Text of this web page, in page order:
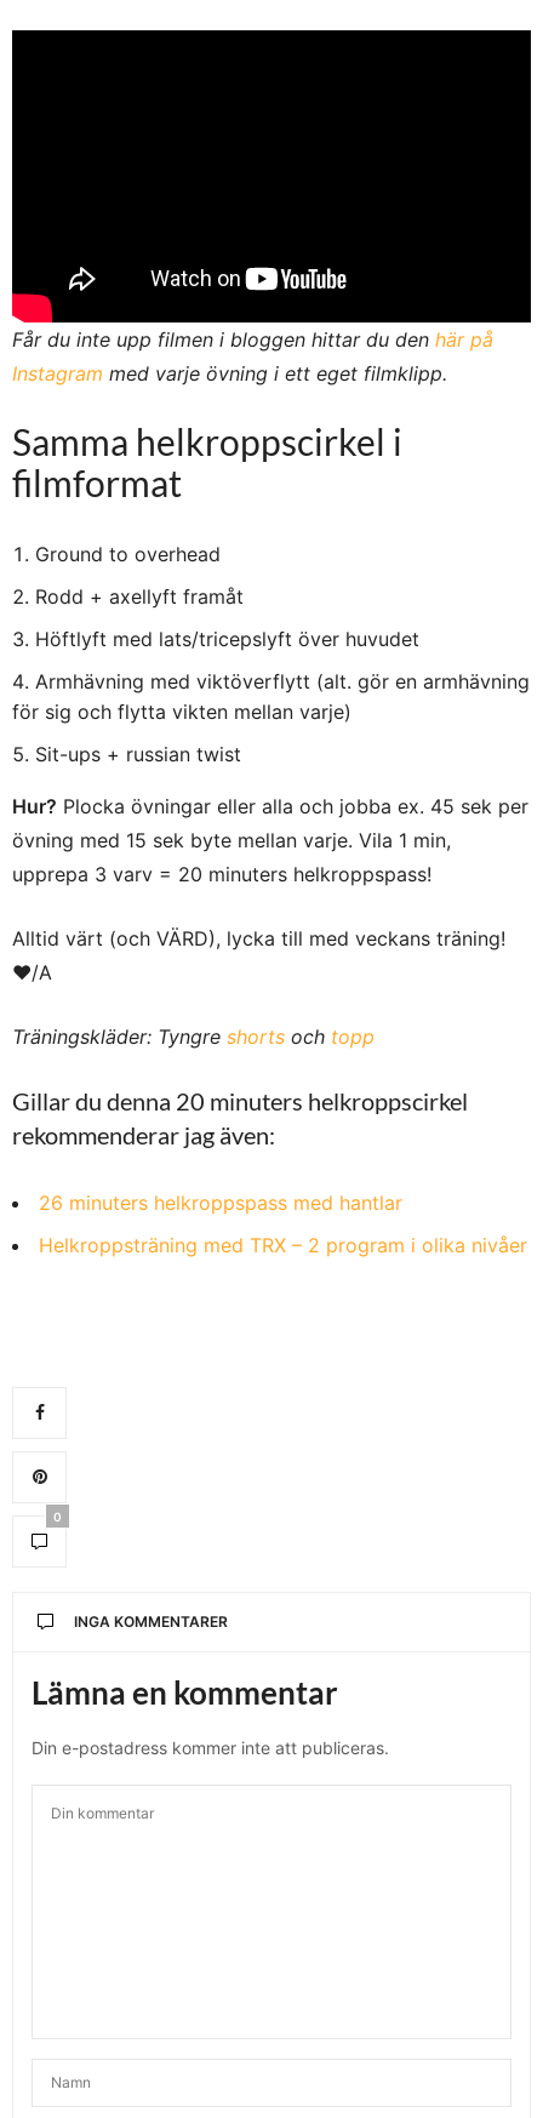
Får du inte upp filmen i bloggen hittar du den här på
Instagram med varje övning i ett eget filmklipp.
Samma helkroppscirkel i
filmformat
Ground to overhead
Rodd + axellyft framåt
Höftlyft med lats/tricepslyft över huvudet
Armhävning med viktöverflytt (alt. gör en armhävning
för sig och flytta vikten mellan varje)
Sit-ups + russian twist
Hur? Plocka övningar eller alla och jobba ex. 45 sek per
övning med 15 sek byte mellan varje. Vila 1 min,
upprepa 3 varv = 20 minuters helkroppspass!
Alltid värt (och VÄRD), lycka till med veckans träning!
❤︎/A
Träningskläder: Tyngre shorts och topp
Gillar du denna 20 minuters helkroppscirkel
rekommenderar jag även:
26 minuters helkroppspass med hantlar
Helkroppsträning med TRX – 2 program i olika nivåer
0
INGA KOMMENTARER
Lämna en kommentar
Din e-postadress kommer inte att publiceras.